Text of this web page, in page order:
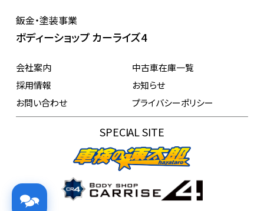
鈑金・塗装事業
ボディーショップ カーライズ4
会社案内
中古車在庫一覧
採用情報
お知らせ
お問い合わせ
プライバシーポリシー
SPECIAL SITE